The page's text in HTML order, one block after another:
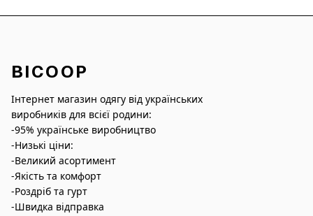
BICOOP
Інтернет магазин одягу від українських
виробників для всієї родини:
-95% українське виробництво
-Низькі ціни:
-Великий асортимент
-Якість та комфорт
-Роздріб та гурт
-Швидка відправка